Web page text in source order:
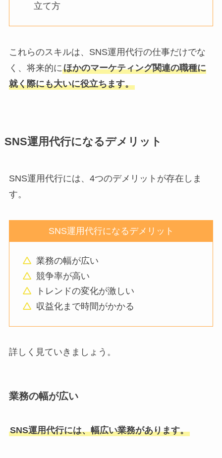
立て方
これらのスキルは、SNS運用代行の仕事だけでな
く、将来的にほかのマーケティング関連の職種に
就く際にも大いに役立ちます。
SNS運用代行になるデメリット
SNS運用代行には、4つのデメリットが存在しま
す。
SNS運用代行になるデメリット
業務の幅が広い
競争率が高い
トレンドの変化が激しい
収益化まで時間がかかる
詳しく見ていきましょう。
業務の幅が広い
SNS運用代行には、幅広い業務があります。